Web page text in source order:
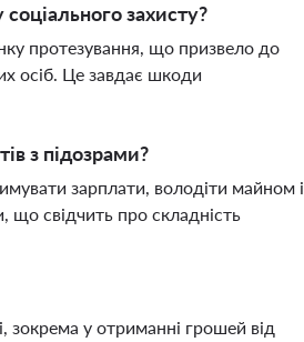
захисту?
протезування, що призвело до
осіб. Це завдає шкоди
з підозрами?
зарплати, володіти майном і
що свідчить про складність
зокрема у отриманні грошей від